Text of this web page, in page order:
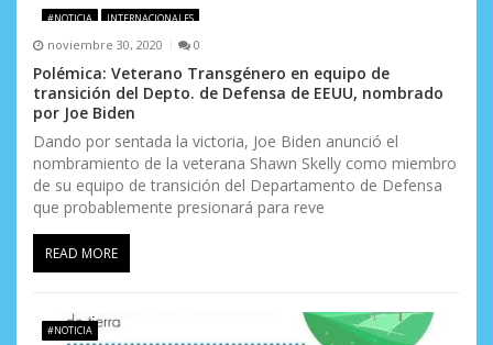
#NOTICIA INTERNACIONALES
noviembre 30, 2020 0
Polémica: Veterano Transgénero en equipo de
transición del Depto. de Defensa de EEUU, nombrado
por Joe Biden
Dando por sentada la victoria, Joe Biden anunció el
nombramiento de la veterana Shawn Skelly como miembro
de su equipo de transición del Departamento de Defensa
que probablemente presionará para reve
READ MORE
#NOTICIA